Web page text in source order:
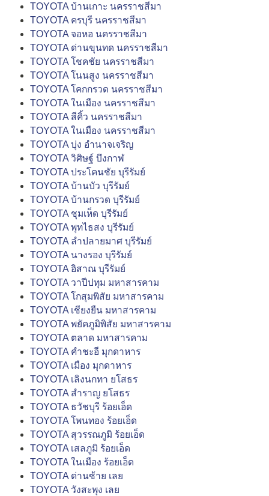
TOYOTA บ้านเกาะ นครราชสีมา
TOYOTA ครบุรี นครราชสีมา
TOYOTA จอหอ นครราชสีมา
TOYOTA ด่านขุนทด นครราชสีมา
TOYOTA โชคชัย นครราชสีมา
TOYOTA โนนสูง นครราชสีมา
TOYOTA โคกกรวด นครราชสีมา
TOYOTA ในเมือง นครราชสีมา
TOYOTA สีคิ้ว นครราชสีมา
TOYOTA ในเมือง นครราชสีมา
TOYOTA บุ่ง อำนาจเจริญ
TOYOTA วิศิษฐ์ บึงกาฬ
TOYOTA ประโคนชัย บุรีรัมย์
TOYOTA บ้านบัว บุรีรัมย์
TOYOTA บ้านกรวด บุรีรัมย์
TOYOTA ชุมเห็ด บุรีรัมย์
TOYOTA พุทไธสง บุรีรัมย์
TOYOTA ลำปลายมาศ บุรีรัมย์
TOYOTA นางรอง บุรีรัมย์
TOYOTA อิสาณ บุรีรัมย์
TOYOTA วาปีปทุม มหาสารคาม
TOYOTA โกสุมพิสัย มหาสารคาม
TOYOTA เชียงยืน มหาสารคาม
TOYOTA พยัคภูมิพิสัย มหาสารคาม
TOYOTA ตลาด มหาสารคาม
TOYOTA คำชะอี มุกดาหาร
TOYOTA เมือง มุกดาหาร
TOYOTA เลิงนกทา ยโสธร
TOYOTA สำราญ ยโสธร
TOYOTA ธวัชบุรี ร้อยเอ็ด
TOYOTA โพนทอง ร้อยเอ็ด
TOYOTA สุวรรณภูมิ ร้อยเอ็ด
TOYOTA เสลภูมิ ร้อยเอ็ด
TOYOTA ในเมือง ร้อยเอ็ด
TOYOTA ด่านซ้าย เลย
TOYOTA วังสะพุง เลย